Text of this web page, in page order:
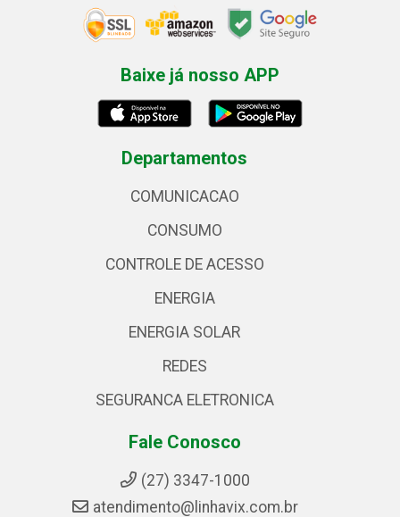
Baixe já nosso APP
Departamentos
COMUNICACAO
CONSUMO
CONTROLE DE ACESSO
ENERGIA
ENERGIA SOLAR
REDES
SEGURANCA ELETRONICA
Fale Conosco
(27) 3347-1000
atendimento@linhavix.com.br